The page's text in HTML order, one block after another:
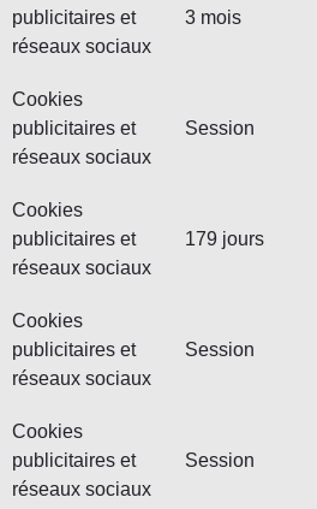
publicitaires et
réseaux sociaux
3 mois
Cookies
publicitaires et
réseaux sociaux
Session
Cookies
publicitaires et
réseaux sociaux
179 jours
Cookies
publicitaires et
réseaux sociaux
Session
Cookies
publicitaires et
réseaux sociaux
Session